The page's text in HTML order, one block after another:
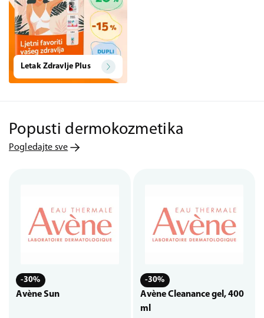
Letak Zdravlje Plus
Popusti dermokozmetika
Pogledajte sve
-30%
Avène Sun
-30%
Avène Cleanance gel, 400
ml